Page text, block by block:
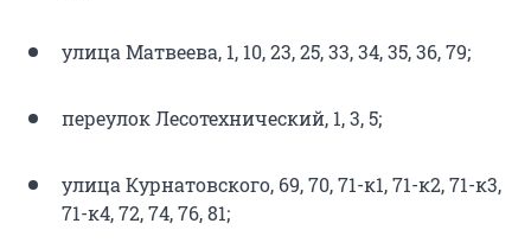
улица Матвеева, 1, 10, 23, 25, 33, 34, 35, 36, 79;
переулок Лесотехнический, 1, 3, 5;
улица Курнатовского, 69, 70, 71-к1, 71-к2, 71-к3,
71-к4, 72, 74, 76, 81;